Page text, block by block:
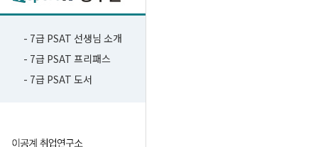
- 7급 PSAT 선생님 소개
- 7급 PSAT 프리패스
- 7급 PSAT 도서